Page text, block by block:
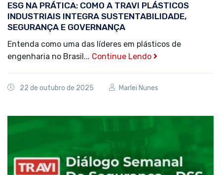
ESG NA PRÁTICA: COMO A TRAVI PLÁSTICOS
INDUSTRIAIS INTEGRA SUSTENTABILIDADE,
SEGURANÇA E GOVERNANÇA
Entenda como uma das líderes em plásticos de
engenharia no Brasil... Continue Lendo
22 de outubro de 2025 Marlei Nunes